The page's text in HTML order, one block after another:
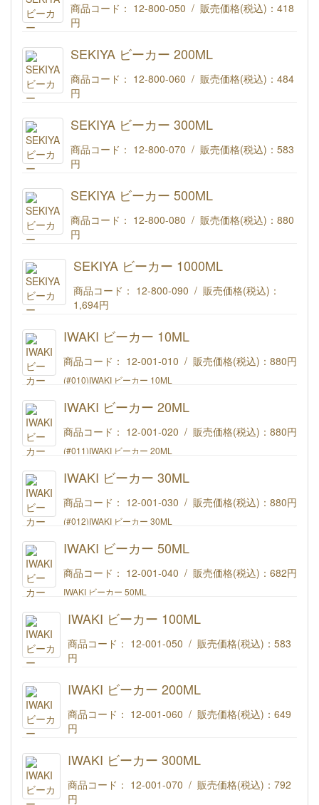
商品コード： 12-800-050 / 販売価格(税込)： 418
円
SEKIYA ビーカー 200ML
商品コード： 12-800-060 / 販売価格(税込)： 484
円
SEKIYA ビーカー 300ML
商品コード： 12-800-070 / 販売価格(税込)： 583
円
SEKIYA ビーカー 500ML
商品コード： 12-800-080 / 販売価格(税込)： 880
円
SEKIYA ビーカー 1000ML
商品コード： 12-800-090 / 販売価格(税込)：
1,694円
IWAKI ビーカー 10ML
商品コード： 12-001-010 / 販売価格(税込)： 880円
(#010)IWAKI ビーカー 10ML
IWAKI ビーカー 20ML
商品コード： 12-001-020 / 販売価格(税込)： 880円
(#011)IWAKI ビーカー 20ML
IWAKI ビーカー 30ML
商品コード： 12-001-030 / 販売価格(税込)： 880円
(#012)IWAKI ビーカー 30ML
IWAKI ビーカー 50ML
商品コード： 12-001-040 / 販売価格(税込)： 682円
IWAKI ビーカー 50ML
IWAKI ビーカー 100ML
商品コード： 12-001-050 / 販売価格(税込)： 583
円
IWAKI ビーカー 200ML
商品コード： 12-001-060 / 販売価格(税込)： 649
円
IWAKI ビーカー 300ML
商品コード： 12-001-070 / 販売価格(税込)： 792
円